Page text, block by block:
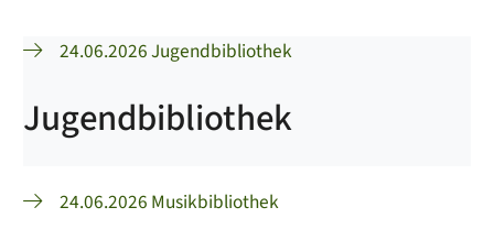
24.06.2026 Jugendbibliothek
Jugendbibliothek
24.06.2026 Musikbibliothek